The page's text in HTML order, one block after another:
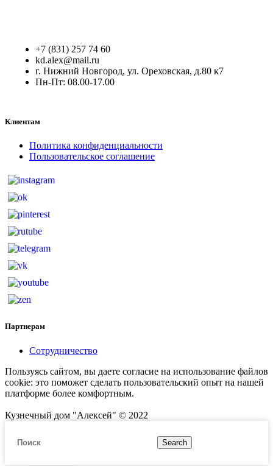
+7 (831) 257 74 60
kd.alex@mail.ru
г. Нижний Новгород, ул. Ореховская, д.80 к7
Пн-Пт: 08.00-17.00
Клиентам
Политика конфиденциальности
Пользовательское соглашение
Партнерам
Сотрудничество
Пользуясь сайтом, вы даете согласие на использование файлов
cookie: это поможет сделать пользовательский опыт на нашей
платформе более комфортным.
Кузнечный дом "Алексей" © 2022
Search